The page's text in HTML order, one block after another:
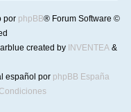
por phpBB® Forum Software ©
created by INVENTEA &
español por phpBB España
Condiciones